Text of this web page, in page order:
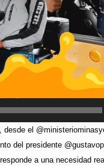
desde el
del presidente
a una necesidad